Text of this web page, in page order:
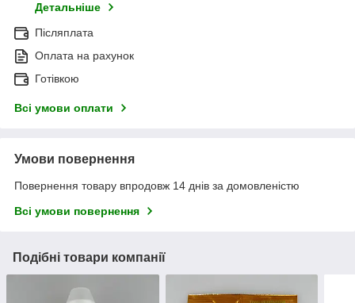
Детальніше
Післяплата
Оплата на рахунок
Готівкою
Всі умови оплати
Умови повернення
Повернення товару впродовж 14 днів за домовленістю
Всі умови повернення
Подібні товари компанії